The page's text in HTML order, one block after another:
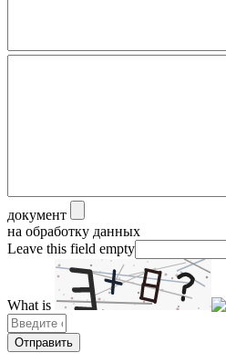
документ
на обработку данных
Leave this field empty
What is
Solve
the
math